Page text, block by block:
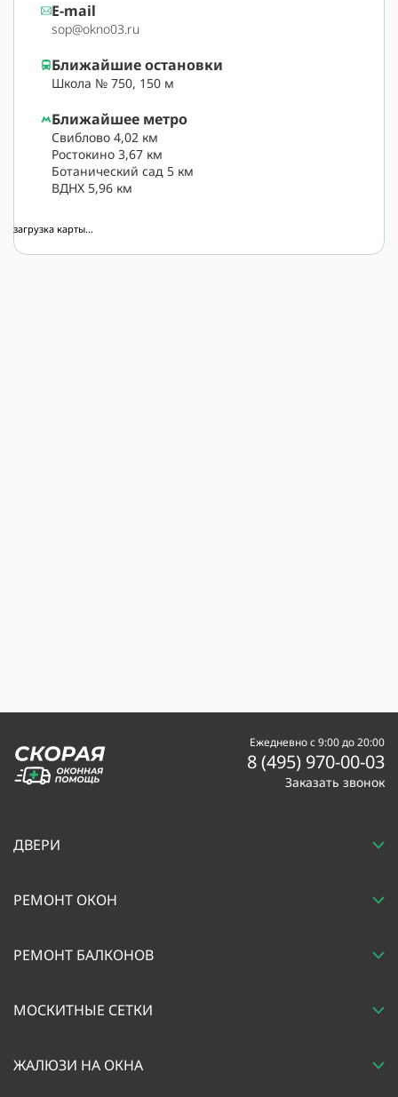
E-mail
sop@okno03.ru
Ближайшее метро
Свиблово 4,02 км
Ростокино 3,67 км
Ботанический сад 5 км
ВДНХ 5,96 км
Ближайшие остановки
Школа № 750, 150 м
загрузка карты...
Ежедневно с 9:00 до 20:00
8 (495) 970-00-03
Заказать звонок
ДВЕРИ
РЕМОНТ ОКОН
РЕМОНТ БАЛКОНОВ
МОСКИТНЫЕ СЕТКИ
ЖАЛЮЗИ НА ОКНА